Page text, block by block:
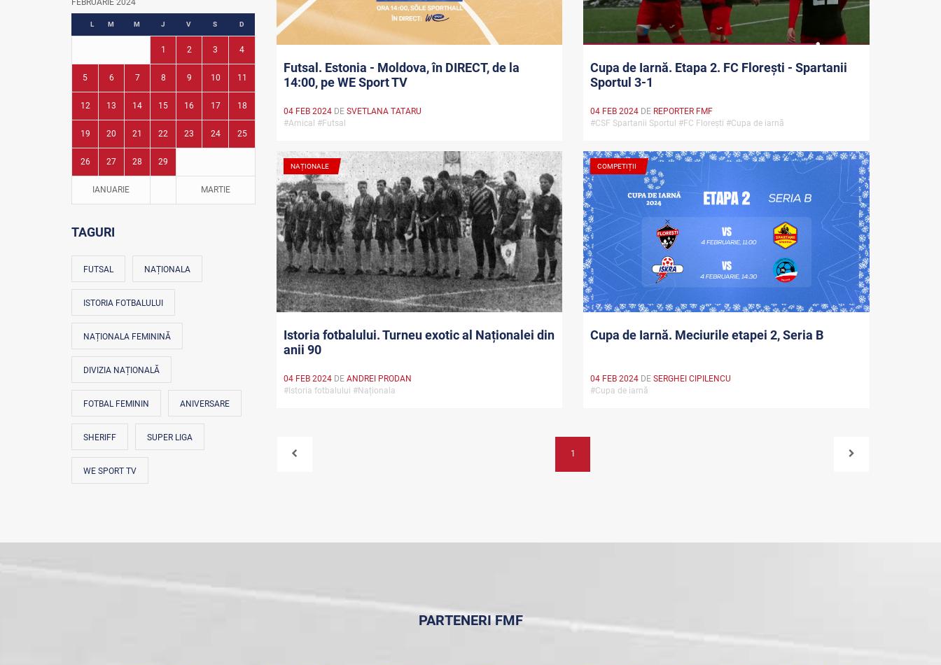
Fotbal în grădinițe
FEBRUARIE 2024
L M M J V S D
1 2 3 4
5 6 7 8 9 10 11
12 13 14 15 16 17 18
19 20 21 22 23 24 25
26 27 28 29
IANUARIE MARTIE
TAGURI
FUTSAL NAȚIONALA
ISTORIA FOTBALULUI
NAȚIONALA FEMININĂ
DIVIZIA NAȚIONALĂ
FOTBAL FEMININ ANIVERSARE
SHERIFF SUPER LIGA
WE SPORT TV
Futsal. Estonia - Moldova, în DIRECT, de la
14:00, pe WE Sport TV
04 FEB 2024DE SVETLANA TATARU
#Amical #Futsal
Cupa de Iarnă. Etapa 2. FC Florești - Spartanii
Sportul 3-1
04 FEB 2024 DE REPORTER FMF
#CSF Spartanii Sportul #FC Florești #Cupa de iarnă
NAȚIONALE
Istoria fotbalului. Turneu exotic al Naționalei din
anii 90
04 FEB 2024DE ANDREI PRODAN
#Istoria fotbalului #Naționala
COMPETIȚII
Cupa de Iarnă. Meciurile etapei 2, Seria B
04 FEB 2024 DESERGHEI CIPILENCU
#Cupa de iarnă
1
PARTENERI FMF